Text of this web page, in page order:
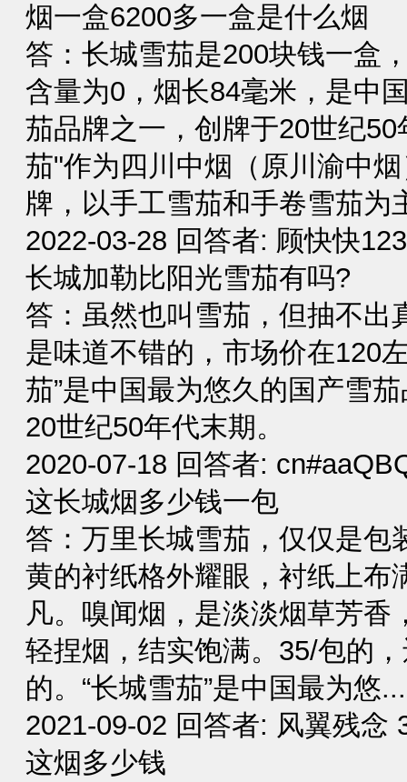
烟一盒6200多一盒是什么烟
答：长城雪茄是200块钱一盒
含量为0，烟长84毫米，是中
茄品牌之一，创牌于20世纪
茄"作为四川中烟（原川渝中
牌，以手工雪茄和手卷雪茄为
2022-03-28 回答者: 顾快快
长城加勒比阳光雪茄有吗?
答：虽然也叫雪茄，但抽不出
是味道不错的，市场价在120
茄”是中国最为悠久的国产雪
20世纪50年代末期。
2020-07-18 回答者:
这长城烟多少钱一包
答：万里长城雪茄，仅仅是包
黄的衬纸格外耀眼，衬纸上布
凡。嗅闻烟，是淡淡烟草芳香
轻捏烟，结实饱满。35/包的
的。“长城雪茄”是中国最为悠...
2021-09-02 回答者: 风翼残念
这烟多少钱